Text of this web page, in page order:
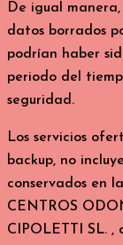
De igual
datos borrados
podrían haber
periodo del
seguridad.
Los servicios
backup, no
conservados en
CENTROS
CIPOLETTI SL. ,